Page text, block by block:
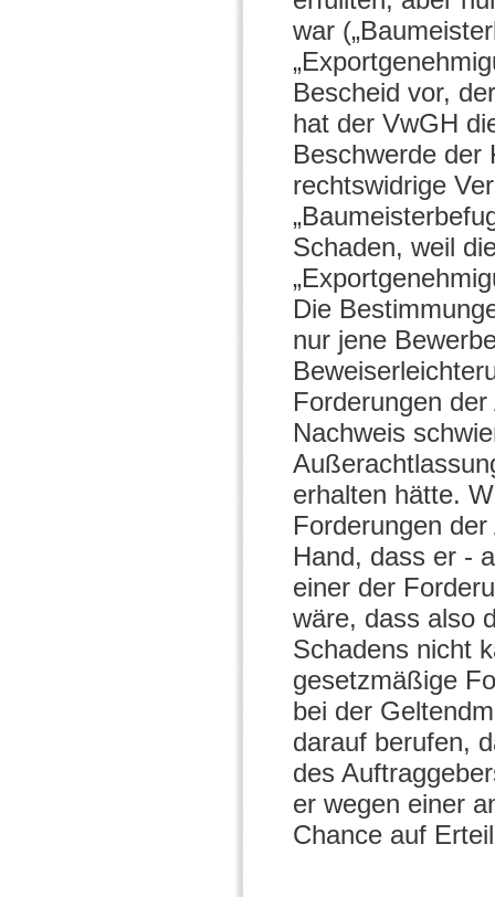
war
Bescheid vor,
hat der VwGH
Beschwerde der
rechtswidrige
Schaden, weil
Die
nur jene
Forderungen
Nachweis
erhalten hätte.
Forderungen
Hand, dass er -
einer der
wäre, dass also
Schadens nicht
gesetzmäßige
bei der
darauf berufen,
des
er wegen einer
Chance auf